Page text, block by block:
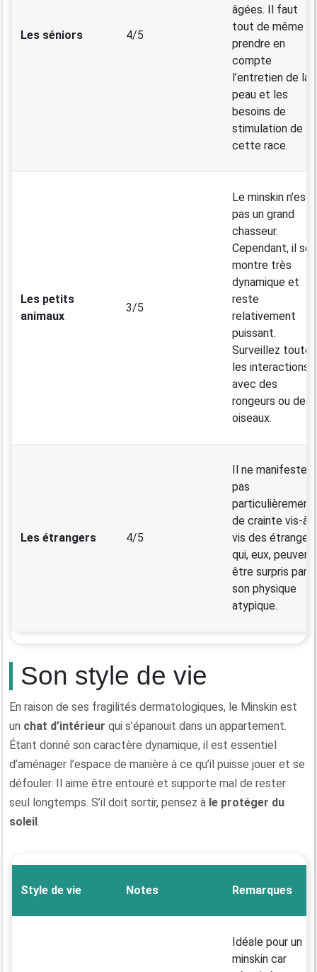
Les séniors 4/5
âgées. Il faut
tout de même
prendre en
compte
l’entretien de la
peau et les
besoins de
stimulation de
cette race.
Les petits
animaux
3/5
Le minskin n’est
pas un grand
chasseur.
Cependant, il se
montre très
dynamique et
reste
relativement
puissant.
Surveillez toutes
les interactions
avec des
rongeurs ou des
oiseaux.
Les étrangers 4/5
Il ne manifeste
pas
particulièrement
de crainte vis-à-
vis des
qui, eux, peuvent
être surpris par
son physique
atypique.
Son style de vie
En raison de ses fragilités dermatologiques, le Minskin est
un chat d’intérieur qui s’épanouit dans un appartement.
Étant donné son caractère dynamique, il est essentiel
d’aménager l’espace de manière à ce qu’il puisse jouer et se
défouler. Il aime être entouré et supporte mal de rester
seul longtemps. S’il doit sortir, pensez à le protéger du
soleil.
Style de vie Notes Remarques
Idéale pour un
minskin car